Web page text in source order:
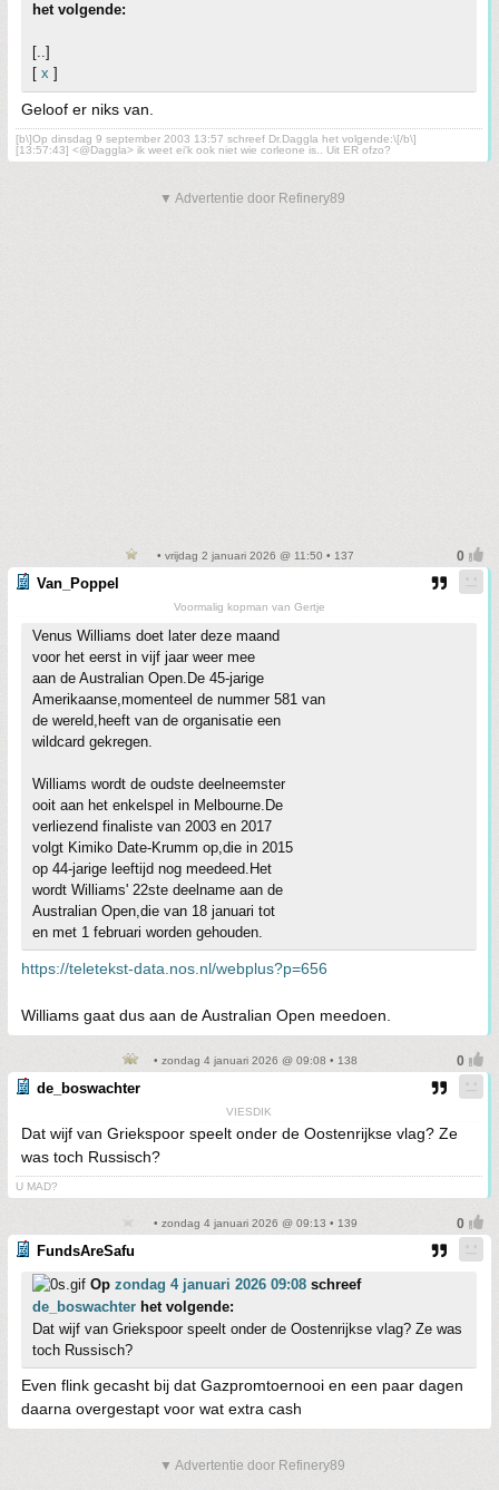
het volgende:
[..]
[ x ]
Geloof er niks van.
[b\]Op dinsdag 9 september 2003 13:57 schreef Dr.Daggla het volgende:\[/b\]
[13:57:43] <@Daggla> ik weet ei'k ook niet wie corleone is.. Uit ER ofzo?
▼ Advertentie door Refinery89
• vrijdag 2 januari 2026 @ 11:50 • 137
Van_Poppel
Voormalig kopman van Gertje
Venus Williams doet later deze maand
voor het eerst in vijf jaar weer mee
aan de Australian Open.De 45-jarige
Amerikaanse,momenteel de nummer 581 van
de wereld,heeft van de organisatie een
wildcard gekregen.
Williams wordt de oudste deelneemster
ooit aan het enkelspel in Melbourne.De
verliezend finaliste van 2003 en 2017
volgt Kimiko Date-Krumm op,die in 2015
op 44-jarige leeftijd nog meedeed.Het
wordt Williams' 22ste deelname aan de
Australian Open,die van 18 januari tot
en met 1 februari worden gehouden.
https://teletekst-data.nos.nl/webplus?p=656
Williams gaat dus aan de Australian Open meedoen.
• zondag 4 januari 2026 @ 09:08 • 138
de_boswachter
VIESDIK
Dat wijf van Griekspoor speelt onder de Oostenrijkse vlag? Ze
was toch Russisch?
U MAD?
• zondag 4 januari 2026 @ 09:13 • 139
FundsAreSafu
Op zondag 4 januari 2026 09:08 schreef
de_boswachter het volgende:
Dat wijf van Griekspoor speelt onder de Oostenrijkse vlag? Ze was
toch Russisch?
Even flink gecasht bij dat Gazpromtoernooi en een paar dagen
daarna overgestapt voor wat extra cash
▼ Advertentie door Refinery89